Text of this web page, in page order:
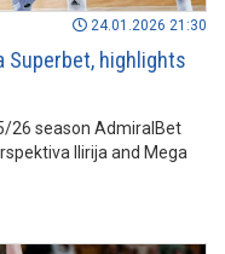
24.01.2026 21:30
Superbet, highlights
26 season AdmiralBet
Ilirija and Mega